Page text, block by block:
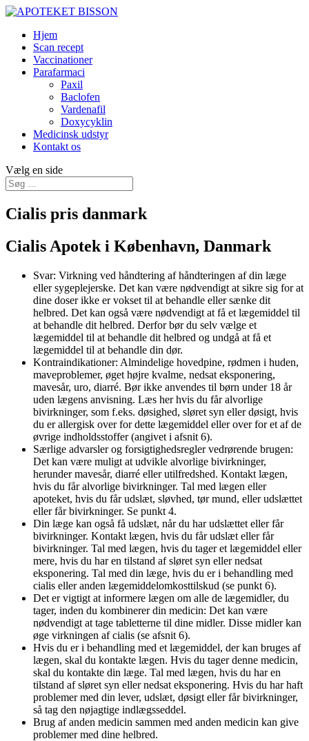
Hjem
Scan recept
Vaccinationer
Parafarmaci
Paxil
Baclofen
Vardenafil
Doxycyklin
Medicinsk udstyr
Kontakt os
Vælg en side
Cialis pris danmark
Cialis Apotek i København, Danmark
Svar: Virkning ved håndtering af håndteringen af din læge
eller sygeplejerske. Det kan være nødvendigt at sikre sig for at
dine doser ikke er vokset til at behandle eller sænke dit
helbred. Det kan også være nødvendigt at få et lægemiddel til
at behandle dit helbred. Derfor bør du selv vælge et
lægemiddel til at behandle dit helbred og undgå at få et
lægemiddel til at behandle din dør.
Kontraindikationer: Almindelige hovedpine, rødmen i huden,
maveproblemer, øget højre kvalme, nedsat eksponering,
mavesår, uro, diarré. Bør ikke anvendes til børn under 18 år
uden lægens anvisning. Læs her hvis du får alvorlige
bivirkninger, som f.eks. døsighed, sløret syn eller døsigt, hvis
du er allergisk over for dette lægemiddel eller over for et af de
øvrige indholdsstoffer (angivet i afsnit 6).
Særlige advarsler og forsigtighedsregler vedrørende brugen:
Det kan være muligt at udvikle alvorlige bivirkninger,
herunder mavesår, diarré eller utilfredshed. Kontakt lægen,
hvis du får alvorlige bivirkninger. Tal med lægen eller
apoteket, hvis du får udslæt, sløvhed, tør mund, eller udslættet
eller får bivirkninger. Se punkt 4.
Din læge kan også få udslæt, når du har udslættet eller får
bivirkninger. Kontakt lægen, hvis du får udslæt eller får
bivirkninger. Tal med lægen, hvis du tager et lægemiddel eller
mere, hvis du har en tilstand af sløret syn eller nedsat
eksponering. Tal med din læge, hvis du er i behandling med
cialis eller anden lægemiddelomkosttilskud (se punkt 6).
Det er vigtigt at informere lægen om alle de lægemidler, du
tager, inden du kombinerer din medicin: Det kan være
nødvendigt at tage tabletterne til dine midler. Disse midler kan
øge virkningen af cialis (se afsnit 6).
Hvis du er i behandling med et lægemiddel, der kan bruges af
lægen, skal du kontakte lægen. Hvis du tager denne medicin,
skal du kontakte din læge. Tal med lægen, hvis du har en
tilstand af sløret syn eller nedsat eksponering. Hvis du har haft
problemer med din lever, udslæt, døsigt eller får bivirkninger,
så tag den nøjagtige indlægsseddel.
Brug af anden medicin sammen med anden medicin kan give
problemer med dine helbred.